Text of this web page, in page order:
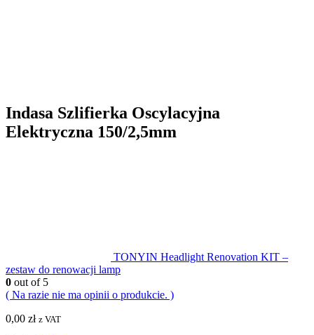
Indasa Szlifierka Oscylacyjna
Elektryczna 150/2,5mm
TONYIN Headlight Renovation KIT –
zestaw do renowacji lamp
0 out of 5
( Na razie nie ma opinii o produkcie. )
0,00 zł z VAT